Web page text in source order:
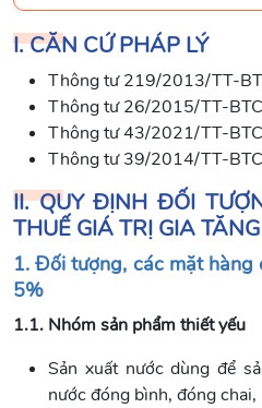
I. CĂN CỨ PHÁP LÝ
Thông tư 219/2013/TT-
Thông tư 26/2015/TT-
Thông tư 43/2021/TT-
Thông tư 39/2014/TT-
II. QUY ĐỊNH ĐỐI
THUẾ GIÁ TRỊ GIA
1. Đối tượng, các mặt
5%
1.1. Nhóm sản phẩm thiết yếu
Sản xuất nước dùng để
nước đóng bình, đóng